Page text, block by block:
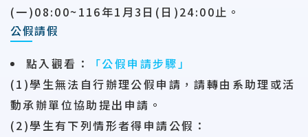
(一)08:00~116年1月3日(日)24:00止。
公假請假
點入觀看 ：
「公假申請步驟」
(1)學生無法自行辦理公假申請，請轉由系助理或活
動承辦單位協助提出申請。
(2)學生有下列情形者得申請公假：